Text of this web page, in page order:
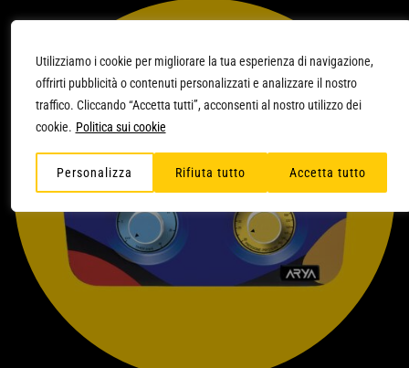
Utilizziamo i cookie per migliorare la tua esperienza di navigazione,
offrirti pubblicità o contenuti personalizzati e analizzare il nostro
traffico. Cliccando “Accetta tutti”, acconsenti al nostro utilizzo dei
cookie. Politica sui cookie
Personalizza Rifiuta tutto Accetta tutto